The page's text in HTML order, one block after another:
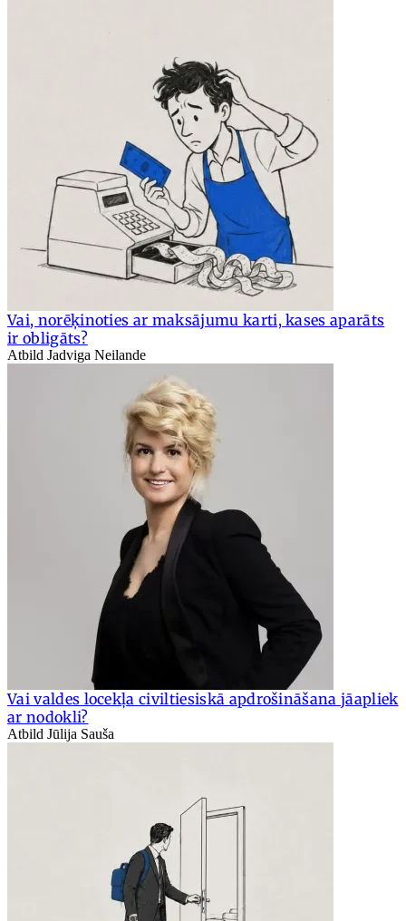
Vai, norēķinoties ar maksājumu karti, kases aparāts
ir obligāts?
Atbild Jadviga Neilande
Vai valdes locekļa civiltiesiskā apdrošināšana jāapliek
ar nodokli?
Atbild Jūlija Sauša